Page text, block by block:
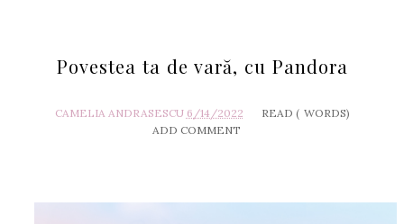
Povestea ta de vară, cu Pandora
CAMELIA ANDRASESCU 6/14/2022 READ ( WORDS)
ADD COMMENT